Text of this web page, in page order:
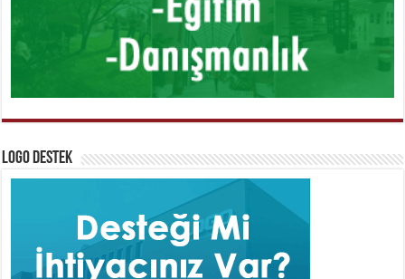
Logo Destek